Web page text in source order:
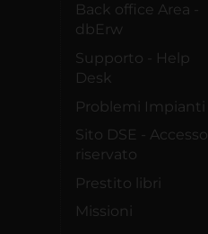
Back office Area -
dbErw
Supporto - Help
Desk
Problemi Impianti
Sito DSE - Accesso
riservato
Prestito libri
Missioni